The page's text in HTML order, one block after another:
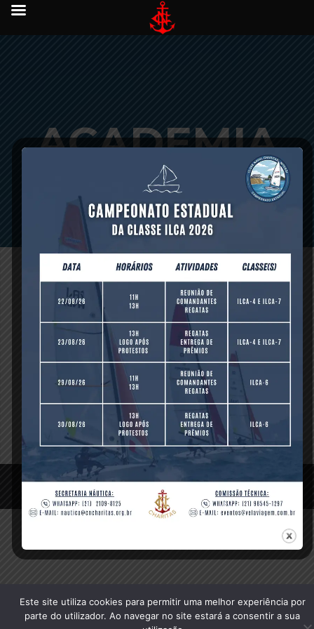
ACADEMIA
NOVA
Previous Post
© 2020 Clube Naval Charitas, All Rights Reserved.
Este site utiliza cookies para permitir uma melhor experiência por
parte do utilizador. Ao navegar no site estará a consentir a sua